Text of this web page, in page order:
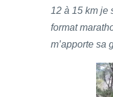
12 à 15 km je
format
m’apporte sa